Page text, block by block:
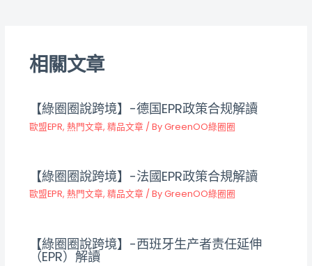
相關文章
【綠圈圈說跨境】-德国EPR政策合规解讀
歐盟EPR, 熱門文章, 精品文章 / ByGreenOO綠圈圈
【綠圈圈說跨境】-法國EPR政策合規解讀
歐盟EPR, 熱門文章, 精品文章 / ByGreenOO綠圈圈
【綠圈圈說跨境】-西班牙生产者责任延伸
（EPR）解讀